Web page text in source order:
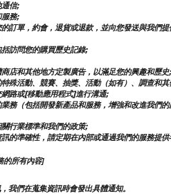
信;
務;
訂單，約會，退貨或退款，並向您發送與我們
訪問您的購買歷史記錄;
店和其他地方定製廣告，以滿足您的興趣和歷史;
殊活動、競賽、抽獎、活動（如有）、調查和其
路或[移動應用程式]進行溝通;
務（包括開發新產品和服務，增強和改進我們
行業標準和我們的政策;
的準確性，請定期在內部或通過我們的服務提供
的所有內容]
我們在蒐集資訊時會發出具體通知。